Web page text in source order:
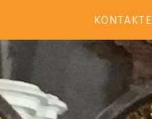
KONTAKTE